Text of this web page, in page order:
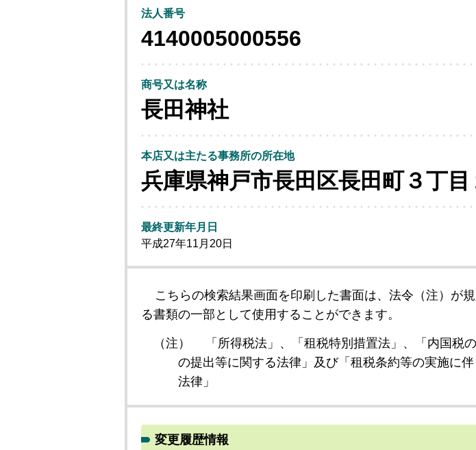
法人番号
4140005000556
商号又は名称
長田神社
本店又は主たる事務所の所在地
兵庫県神戸市長田区長田町３丁
最終更新年月日
平成27年11月20日
こちらの検索結果画面を印刷した書面は、法令（注）が
る書類の一部として使用することができます。
（注）
「所得税法」、「租税特別措置法」、「内国
の提出等に関する法律」及び「租税条約等の実施に
法律」
変更履歴情報